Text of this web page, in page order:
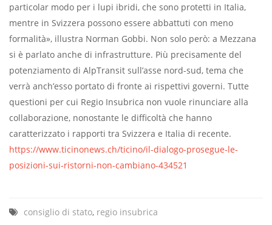
particolar modo per i lupi ibridi, che sono protetti in Italia,
mentre in Svizzera possono essere abbattuti con meno
formalità», illustra Norman Gobbi. Non solo però: a Mezzana
si è parlato anche di infrastrutture. Più precisamente del
potenziamento di AlpTransit sull’asse nord-sud, tema che
verrà anch’esso portato di fronte ai rispettivi governi. Tutte
questioni per cui Regio Insubrica non vuole rinunciare alla
collaborazione, nonostante le difficoltà che hanno
caratterizzato i rapporti tra Svizzera e Italia di recente.
https://www.ticinonews.ch/ticino/il-dialogo-prosegue-le-
posizioni-sui-ristorni-non-cambiano-434521
consiglio di stato, regio insubrica